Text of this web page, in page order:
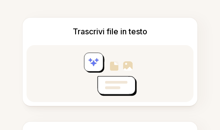
Trascrivi file in testo